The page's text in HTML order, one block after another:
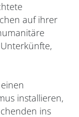
auf ihrer
installieren,
ins